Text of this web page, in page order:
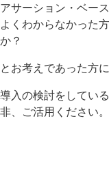
アサーション・ベー
よくわからなかった
か？
とお考えであった方
導入の検討をしてい
非、ご活用ください。